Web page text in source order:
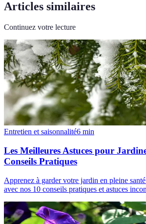
Articles similaires
Continuez votre lecture
Entretien et saisonnalité6 min
Les Meilleures Astuces pour
Conseils Pratiques
Apprenez à garder votre jardin en pleine
avec nos 10 conseils pratiques et astuces